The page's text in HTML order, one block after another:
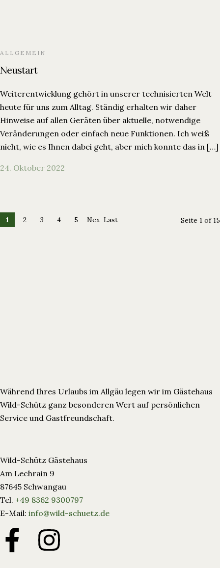
ALLGEMEIN
Neustart
Weiterentwicklung gehört in unserer technisierten Welt
heute für uns zum Alltag. Ständig erhalten wir daher
Hinweise auf allen Geräten über aktuelle, notwendige
Veränderungen oder einfach neue Funktionen. Ich weiß
nicht, wie es Ihnen dabei geht, aber mich konnte das in […]
24. Oktober 2022
1 2 3 4 5
Nex Last
Seite 1 of 15
Während Ihres Urlaubs im Allgäu legen wir im Gästehaus
Wild-Schütz ganz besonderen Wert auf persönlichen
Service und Gastfreundschaft.
Wild-Schütz Gästehaus
Am Lechrain 9
87645 Schwangau
Tel. +49 8362 9300797
E-Mail: info@wild-schuetz.de